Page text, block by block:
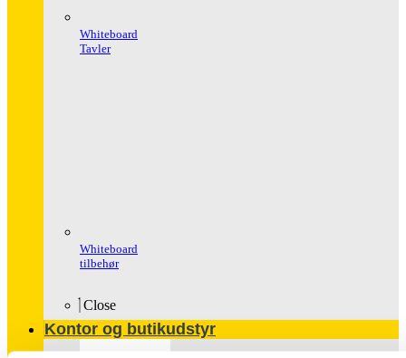
Whiteboard
Tavler
Whiteboard
tilbehør
Close
Kontor og butikudstyr